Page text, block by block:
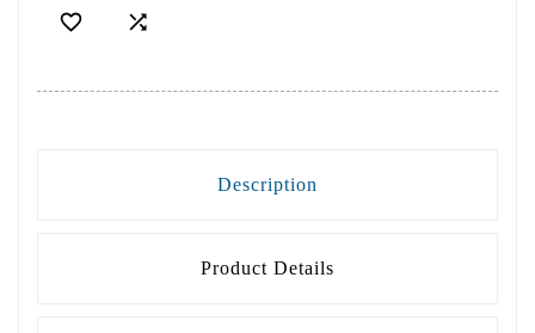
 
Description
Product Details